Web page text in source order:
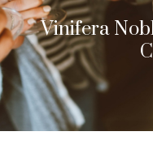
Vinifera